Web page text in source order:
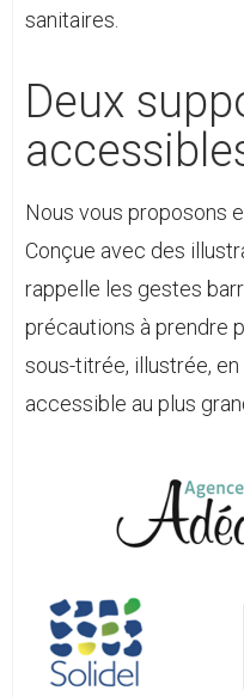
sanitaires.
Deux
Nous vous proposons
Conçue avec des
rappelle les gestes
précautions à prendre
sous-titrée, illustrée,
accessible au plus